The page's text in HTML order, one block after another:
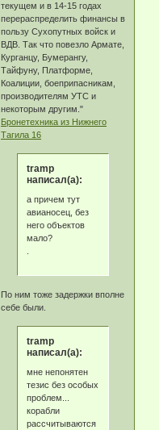
текущем и в 14-15 годах
перераспределить финансы в
пользу Сухопутных войск и
ВДВ. Так что повезло Армате,
Курганцу, Бумерангу,
Тайфуну, Платформе,
Коалиции, боеприпасникам,
производителям УТС и
некоторым другим."
Бронетехника из Нижнего
Тагила 16
tramp
написал(а):
а причем тут
авианосец, без
него объектов
мало?
По ним тоже задержки вполне
себе были.
tramp
написал(а):
мне непонятен
тезис без особых
проблем...
корабли
рассчитываются